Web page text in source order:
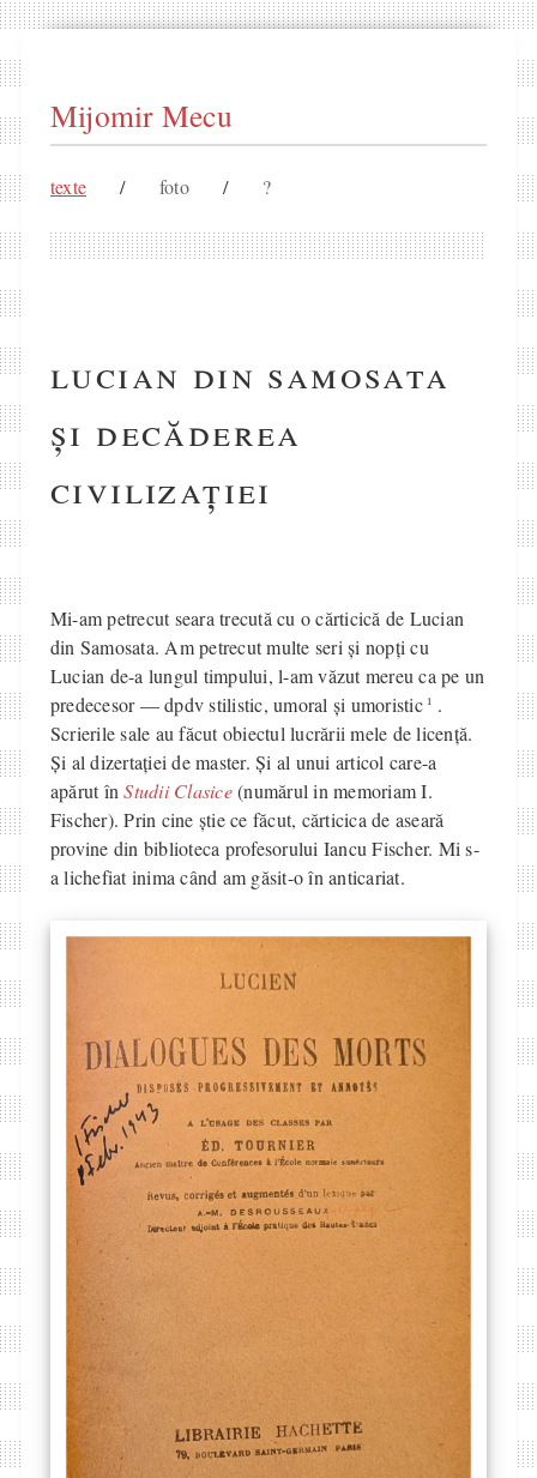
Mijomir Mecu
texte / foto / ?
lucian din samosata
și decăderea
civilizației
Mi-am petrecut seara trecută cu o cărticică de Lucian
din Samosata. Am petrecut multe seri și nopți cu
Lucian de-a lungul timpului, l-am văzut mereu ca pe un
predecesor — dpdv stilistic, umoral și umoristic 1 .
Scrierile sale au făcut obiectul lucrării mele de licență.
Și al dizertației de master. Și al unui articol care-a
apărut înStudii Clasice(numărul in memoriam I.
Fischer). Prin cine știe ce făcut, cărticica de aseară
provine din biblioteca profesorului Iancu Fischer. Mi s-
a lichefiat inima când am găsit-o în anticariat.